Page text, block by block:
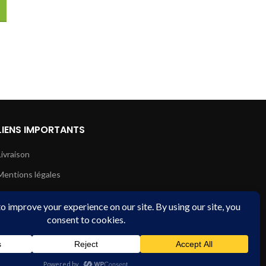
IMPORTANTS
légales
de vente
sécurisé